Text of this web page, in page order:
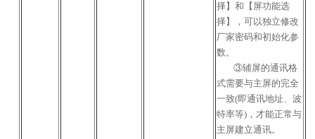
择】和【屏功能选
择】，可以独立修改
厂家密码和初始化参
数。
③辅屏的通讯格
式需要与主屏的完全
一致(即通讯地址、波
特率等)，才能正常与
主屏建立通讯。